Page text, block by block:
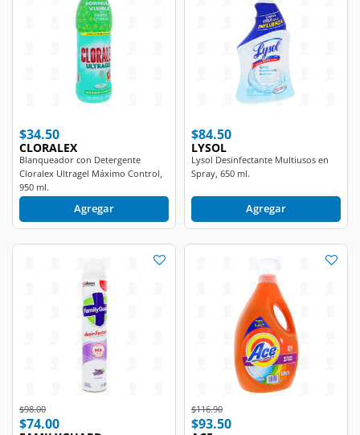
$34.50
CLORALEX
Blanqueador con Detergente
Cloralex Ultragel Máximo Control,
950 ml.
Agregar
$84.50
LYSOL
Lysol Desinfectante Multiusos en
Spray, 650 ml.
Agregar
Price reduced from
$98.00to
$74.00
Price reduced from
$116.90to
$93.50